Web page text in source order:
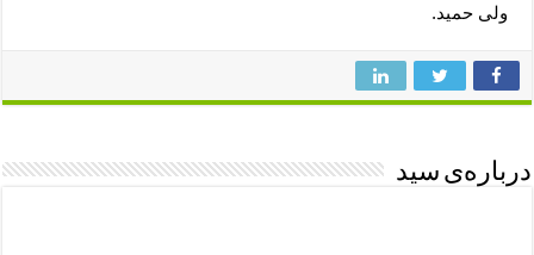
ولى حميد.
درباره‌ی سید